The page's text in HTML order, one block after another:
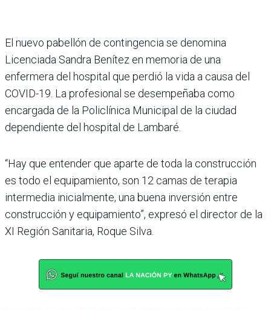
El nuevo pabellón de contingencia se denomina
Licenciada Sandra Benítez en memoria de una
enfermera del hospital que perdió la vida a causa del
COVID-19. La profesional se desempeñaba como
encargada de la Policlínica Municipal de la ciudad
dependiente del hospital de Lambaré.
“Hay que entender que aparte de toda la construcción
es todo el equipamiento, son 12 camas de terapia
intermedia inicialmente, una buena inversión entre
construcción y equipamiento”, expresó el director de la
XI Región Sanitaria, Roque Silva.